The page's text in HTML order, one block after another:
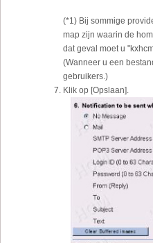
(*1) Bij sommige
map zijn waarin de
dat geval moet u
(Wanneer u een
gebruikers.)
Klik op [Opslaan].